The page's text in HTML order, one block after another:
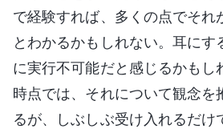
で経験すれば、多くの点でそれ
とわかるかもしれない。耳にす
に実行不可能だと感じるかもし
時点では、それについて観念を
るが、しぶしぶ受け入れるだけ